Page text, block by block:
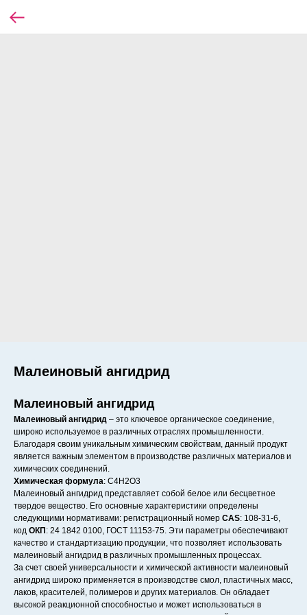
Малеиновый ангидрид
Малеиновый ангидрид
Малеиновый ангидрид – это ключевое органическое соединение,
широко используемое в различных отраслях промышленности.
Благодаря своим уникальным химическим свойствам, данный продукт
является важным элементом в производстве различных материалов и
химических соединений.
Химическая формула: C4H2O3
Малеиновый ангидрид представляет собой белое или бесцветное
твердое вещество. Его основные характеристики определены
следующими нормативами: регистрационный номер CAS: 108-31-6,
код ОКП : 24 1842 0100, ГОСТ 11153-75. Эти параметры обеспечивают
качество и стандартизацию продукции, что позволяет использовать
малеиновый ангидрид в различных промышленных процессах.
За счет своей универсальности и химической активности малеиновый
ангидрид широко применяется в производстве смол, пластичных масс,
лаков, красителей, полимеров и других материалов. Он обладает
высокой реакционной способностью и может использоваться в